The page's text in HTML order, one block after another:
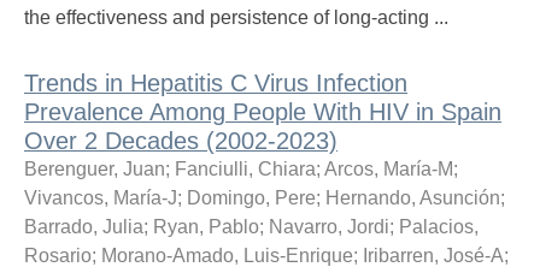
the effectiveness and persistence of long-acting ...
Trends in Hepatitis C Virus Infection
Prevalence Among People With HIV in Spain
Over 2 Decades (2002-2023)
Berenguer, Juan; Fanciulli, Chiara; Arcos, María-M;
Vivancos, María-J; Domingo, Pere; Hernando, Asunción;
Barrado, Julia; Ryan, Pablo; Navarro, Jordi; Palacios,
Rosario; Morano-Amado, Luis-Enrique; Iribarren, José-A;